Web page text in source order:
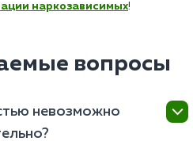
наркозависимых!
вопросы
невозможно